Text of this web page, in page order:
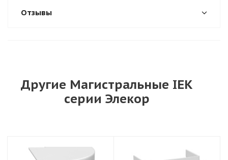
Отзывы
Другие Магистральные IEK
серии Элекор